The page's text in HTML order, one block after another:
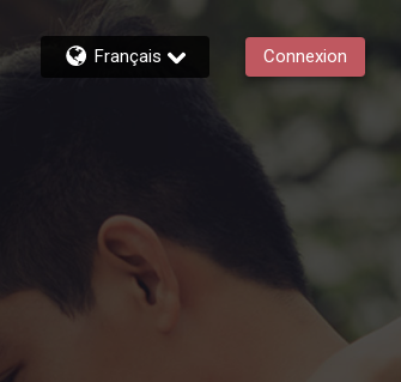
Français Connexion